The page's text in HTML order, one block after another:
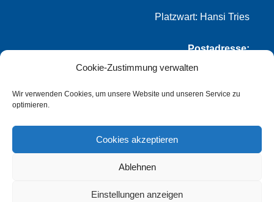
Cookie-Zustimmung verwalten
Wir verwenden Cookies, um unsere Website und unseren Service zu
optimieren.
Cookies akzeptieren
Ablehnen
Einstellungen anzeigen
Platzwart: Hansi Tries
Postadresse:
VfL Frei-Weinheim 1921 e.V.
Thomas Winternheimer
Talstr. 149
55218 Ingelheim